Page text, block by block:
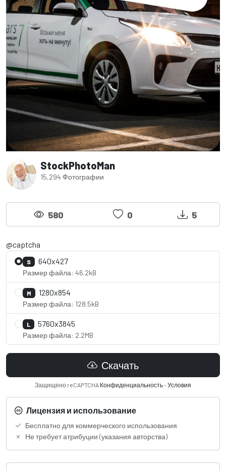
StockPhotoMan
15,294 Фотографии
580 0 5
@captcha
S 640x427
Размер файла: 46.2kB
M 1280x854
Размер файла: 128.5kB
L 5760x3845
Размер файла: 2.2MB
Скачать
Защищено reCAPTCHA Конфиденциальность-Условия
Лицензия и использование
Бесплатно для коммерческого использования
Не требует атрибуции (указания авторства)